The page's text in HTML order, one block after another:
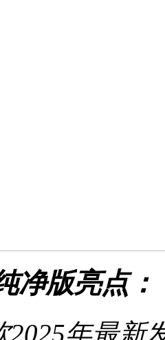
净版亮点：
年最新